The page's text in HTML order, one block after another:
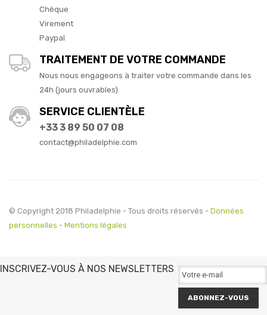
Chèque
Virement
Paypal
TRAITEMENT DE VOTRE COMMANDE
Nous nous engageons à traiter votre commande dans les
24h (jours ouvrables)
SERVICE CLIENTÈLE
+33 3 89 50 07 08
contact@philadelphie.com
© Copyright 2018 Philadelphie - Tous droits réservés - Données
personnelles - Mentions légales
INSCRIVEZ-VOUS À NOS NEWSLETTERS
ABONNEZ-VOUS